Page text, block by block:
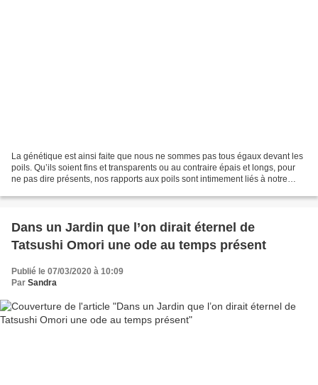
La génétique est ainsi faite que nous ne sommes pas tous égaux devant les
poils. Qu’ils soient fins et transparents ou au contraire épais et longs, pour
ne pas dire présents, nos rapports aux poils sont intimement liés à notre
Dans un Jardin que l’on dirait éternel de
Tatsushi Omori une ode au temps présent
Publié le 07/03/2020 à 10:09
Par Sandra